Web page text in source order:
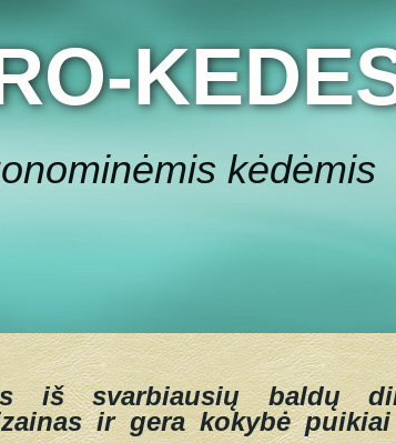
kėdėmis
iš svarbiausių baldų
ir gera kokybė